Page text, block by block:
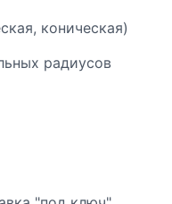
коническая)
радиусов